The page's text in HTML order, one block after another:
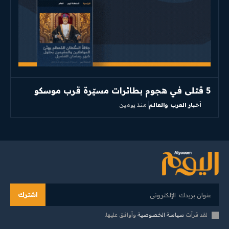
5 قتلى في هجوم بطائرات مسيّرة قرب موسكو
أخبار العرب والعالم منذ يومين
اشترك
لقد قرأت سياسة الخصوصية وأوافق عليها.